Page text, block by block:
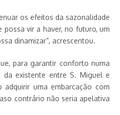
os efeitos da sazonalidade
possa vir a haver, no futuro, um
dinamizar”, acrescentou.
para garantir conforto numa
da existente entre S. Miguel e
adquirir uma embarcação com
contrário não seria apelativa